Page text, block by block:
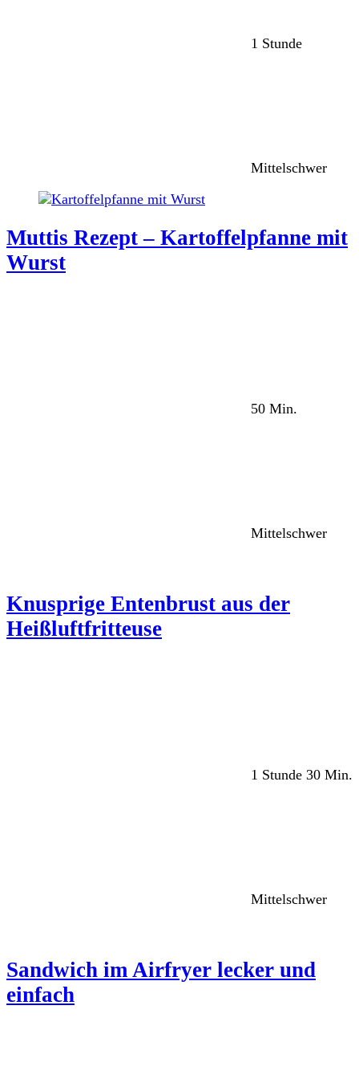
1 Stunde
Mittelschwer
Muttis Rezept – Kartoffelpfanne mit
Wurst
50 Min.
Mittelschwer
Knusprige Entenbrust aus der
Heißluftfritteuse
1 Stunde 30 Min.
Mittelschwer
Sandwich im Airfryer lecker und
einfach